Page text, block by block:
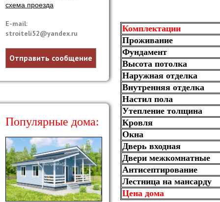
Комплектации
Проживание
Фундамент
Высота потолка
Наружная отделка
Внутренняя отделка
Настил пола
Утепление толщина
Кровля
Окна
Дверь входная
Двери межкомнатные
Антисептирование
Лестница на мансарду
Цена дома
схема проезда
E-mail:
stroiteli52@yandex.ru
Отправить сообщение
Популярные дома: